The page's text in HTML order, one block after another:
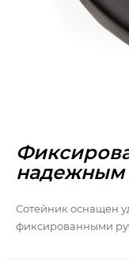
надежным
Сотейник оснащен
фиксированными